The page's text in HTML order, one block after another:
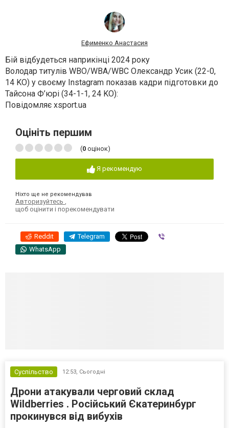
Ефименко Анастасия
Бій відбудеться наприкінці 2024 року
Володар титулів WBO/WBA/WBC Олександр Усик (22-0,
14 KO) у своєму Instagram показав кадри підготовки до
Тайсона Ф’юрі (34-1-1, 24 KO):
Повідомляє xsport.ua
Оцініть першим
(0 оцінок)
Я рекомендую
Ніхто ще не рекомендував
Авторизуйтесь ,
щоб оцінити і порекомендувати
Reddit Telegram
WhatsApp
Суспільство 12:53, Сьогодні
Дрони атакували черговий склад
Wildberries . Російський Єкатеринбург
прокинувся від вибухів